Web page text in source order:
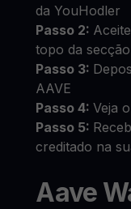
da YouHodler
Passo 2:
topo da
Passo 3:
AAVE
Passo 4:Veja
Passo 5:
creditado na
Aave